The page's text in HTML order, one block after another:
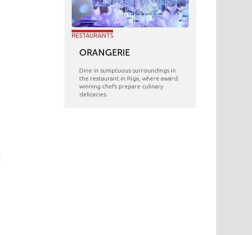
RESTAURANTS
ORANGERIE
​Dine in sumptuous surroundings in
the restaurant in Riga, where award
winning chefs prepare culinary
delicacies.